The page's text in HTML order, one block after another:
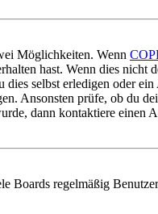
Möglichkeiten. Wenn
hast. Wenn dies nicht
selbst erledigen oder
Ansonsten prüfe, ob du
dann kontaktiere einen
Boards regelmäßig